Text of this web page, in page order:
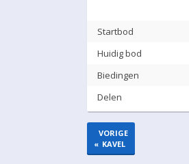
Startbod
Huidig bod
Biedingen
Delen
«
VORIGE
KAVEL